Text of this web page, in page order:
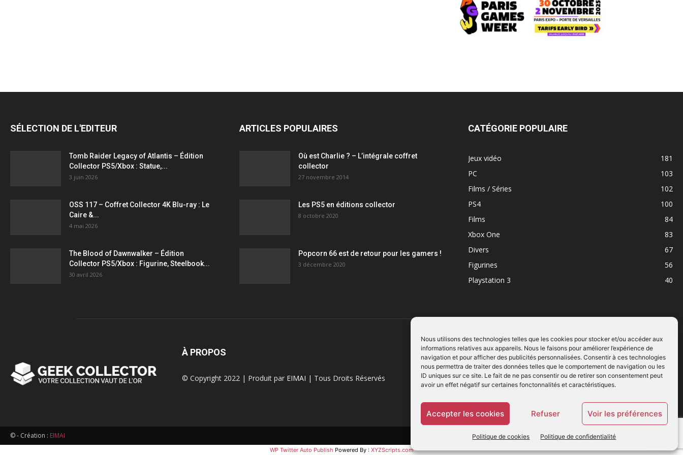
Nous utilisons des technologies telles que les cookies pour stocker et/ou accéder aux
informations relatives aux appareils. Nous le faisons pour améliorer l’expérience de
navigation et pour afficher des publicités personnalisées. Consentir à ces technologies
nous permettra de traiter des données telles que le comportement de navigation ou les
ID uniques sur ce site. Le fait de ne pas consentir ou de retirer son consentement peut
avoir un effet négatif sur certaines fonctonnalités et caractéristiques.
Accepter les cookies Refuser Voir les préférences
Politique de cookies Politique de confidentialité
statuettes
SÉLECTION DE L'EDITEUR
Tomb Raider Legacy of Atlantis – Édition
Collector PS5/Xbox : Statue,...
3 juin 2026
OSS 117 – Coffret Collector 4K Blu-ray : Le
Caire &...
4 mai 2026
The Blood of Dawnwalker – Édition
Collector PS5/Xbox : Figurine, Steelbook...
30 avril 2026
ARTICLES POPULAIRES
Où est Charlie ? – L’intégrale coffret
collector
27 novembre 2014
Les PS5 en éditions collector
8 octobre 2020
Popcorn 66 est de retour pour les gamers !
3 décembre 2020
CATÉGORIE POPULAIRE
Jeux vidéo
181
PC
103
Films / Séries
102
PS4
100
Films
84
Xbox One
83
Divers
67
Figurines
56
Playstation 3
40
À PROPOS
© Copyright 2022 | Produit par EIMAI | Tous Droits Réservés
SUIVEZ NOUS
© - Création : EIMAI
WP Twitter Auto Publish Powered By : XYZScripts.com